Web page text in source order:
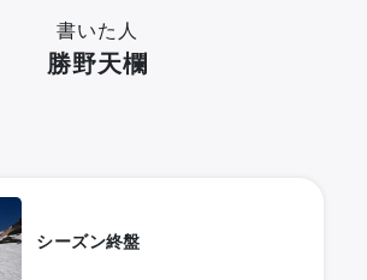
書いた人
勝野天欄
シーズン終盤